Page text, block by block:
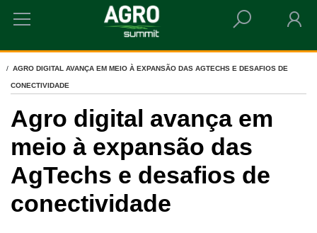
HOME
AGRO DIGITAL AVANÇA EM MEIO À EXPANSÃO DAS AGTECHS E DESAFIOS DE
CONECTIVIDADE
Agro digital avança em
meio à expansão das
AgTechs e desafios de
conectividade